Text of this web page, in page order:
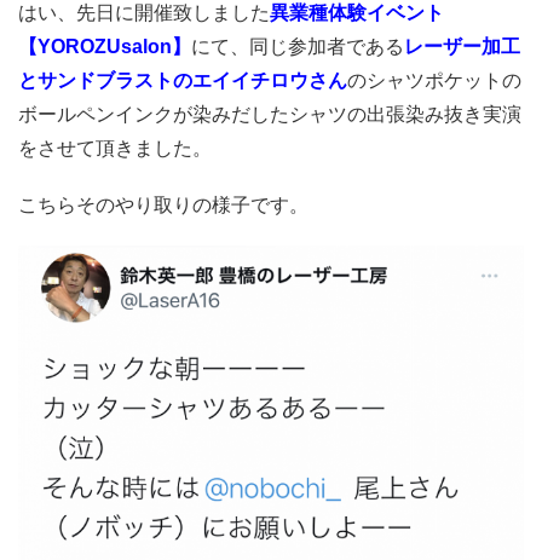
はい、先日に開催致しました異業種体験イベント
【YOROZUsalon】 にて、同じ参加者である レーザー加工
とサンドブラストのエイイチロウさんのシャツポケットの
ボールペンインクが染みだしたシャツの出張染み抜き実演
をさせて頂きました。
こちらそのやり取りの様子です。